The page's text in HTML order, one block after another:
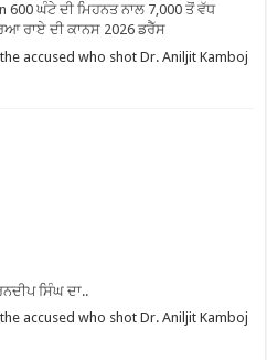
600 ਘੰਟੇ ਦੀ ਮਿਹਨਤ ਨਾਲ 7,000 ਤੋਂ ਵੱਧ
ਰਾਏ ਦੀ ਕਾਨਸ 2026 ਡਰੈੱਸ
accused who shot Dr. Aniljit Kamboj
ਸਿੰਘ ਦਾ..
accused who shot Dr. Aniljit Kamboj